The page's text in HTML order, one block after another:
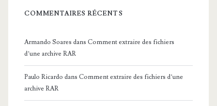
COMMENTAIRES RÉCENTS
Armando Soares dans Comment extraire des fichiers
d’une archive RAR
Paulo Ricardo dans Comment extraire des fichiers d’une
archive RAR